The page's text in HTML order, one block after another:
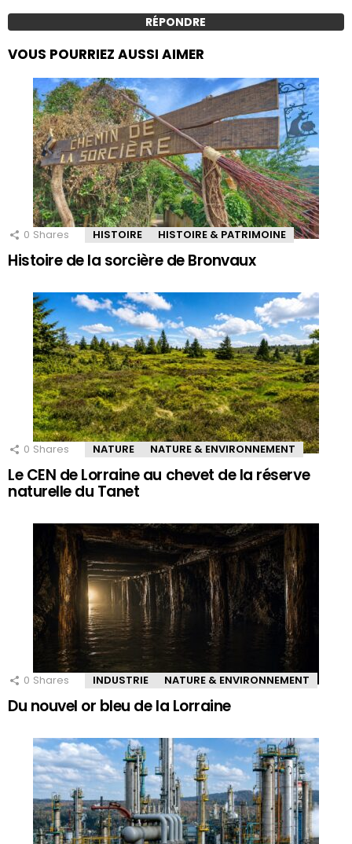
RÉPONDRE
VOUS POURRIEZ AUSSI AIMER
0 Shares HISTOIRE HISTOIRE & PATRIMOINE
Histoire de la sorcière de Bronvaux
0 Shares NATURE NATURE & ENVIRONNEMENT
Le CEN de Lorraine au chevet de la réserve
naturelle du Tanet
0 Shares INDUSTRIE NATURE & ENVIRONNEMENT
Du nouvel or bleu de la Lorraine